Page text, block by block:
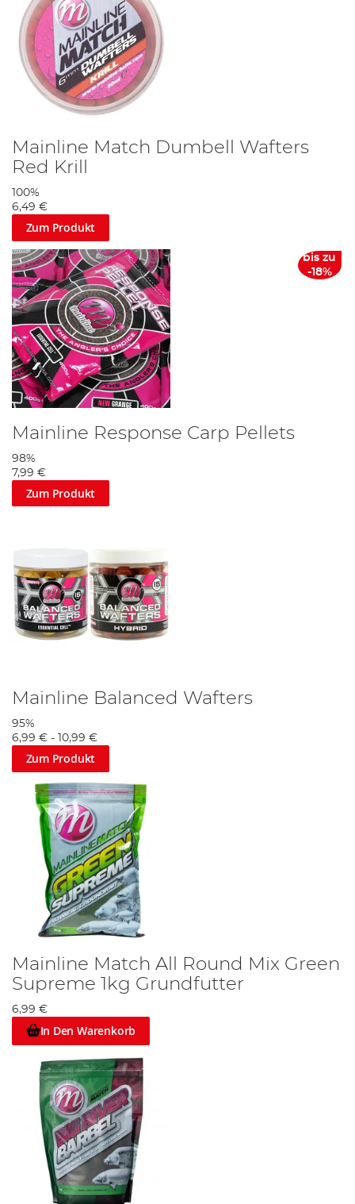
Mainline Match Dumbell Wafters
Red Krill
100%
6,49 €
Zum Produkt
bis zu
-18%
Mainline Response Carp Pellets
98%
7,99 €
Zum Produkt
Mainline Balanced Wafters
95%
6,99 € - 10,99 €
Zum Produkt
Mainline Match All Round Mix Green
Supreme 1kg Grundfutter
6,99 €
In Den Warenkorb